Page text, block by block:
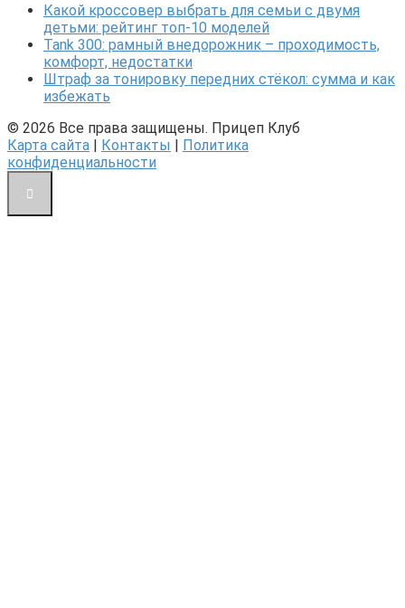
Какой кроссовер выбрать для семьи с двумя
детьми: рейтинг топ-10 моделей
Tank 300: рамный внедорожник – проходимость,
комфорт, недостатки
Штраф за тонировку передних стёкол: сумма и как
избежать
© 2026 Все права защищены. Прицеп Клуб
Карта сайта | Контакты | Политика
конфиденциальности